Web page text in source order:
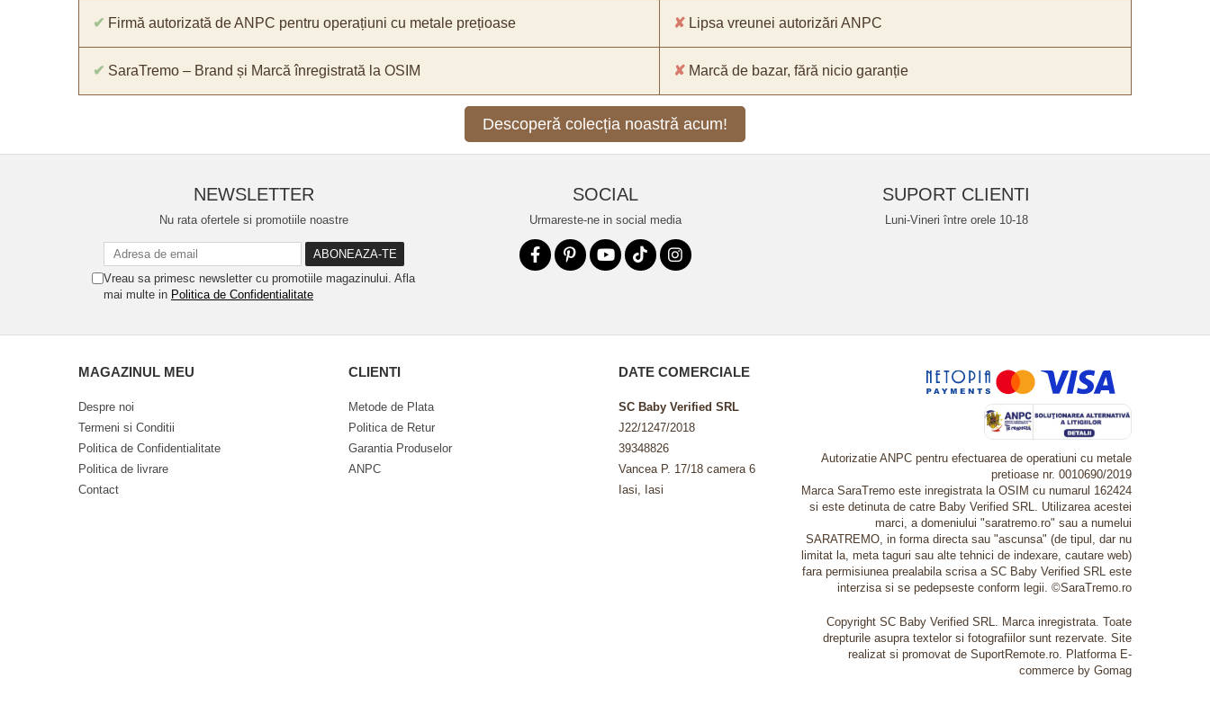
✔ Firmă autorizată de ANPC pentru operațiuni cu metale prețioase ✘ Lipsa vreunei autorizări ANPC
✔ SaraTremo – Brand și Marcă înregistrată la OSIM ✘ Marcă de bazar, fără nicio garanție
Descoperă colecția noastră acum!
NEWSLETTER
Nu rata ofertele si promotiile noastre
Vreau sa primesc newsletter cu promotiile magazinului. Afla
mai multe in Politica de Confidentialitate
SOCIAL
Urmareste-ne in social media
SUPORT CLIENTI
Luni-Vineri între orele 10-18
MAGAZINUL MEU
Despre noi
Termeni si Conditii
Politica de Confidentialitate
Politica de livrare
Contact
CLIENTI
Metode de Plata
Politica de Retur
Garantia Produselor
ANPC
DATE COMERCIALE
SC Baby Verified SRL
J22/1247/2018
39348826
Vancea P. 17/18 camera 6
Iasi, Iasi
Autorizatie ANPC pentru efectuarea de operatiuni cu metale
pretioase nr. 0010690/2019
Marca SaraTremo este inregistrata la OSIM cu numarul 162424
si este detinuta de catre Baby Verified SRL. Utilizarea acestei
marci, a domeniului "saratremo.ro" sau a numelui
SARATREMO, in forma directa sau "ascunsa" (de tipul, dar nu
limitat la, meta taguri sau alte tehnici de indexare, cautare web)
fara permisiunea prealabila scrisa a SC Baby Verified SRL este
interzisa si se pedepseste conform legii. ©SaraTremo.ro
Copyright SC Baby Verified SRL. Marca inregistrata. Toate
drepturile asupra textelor si fotografiilor sunt rezervate. Site
realizat si promovat de SuportRemote.ro. Platforma E-
commerce by Gomag